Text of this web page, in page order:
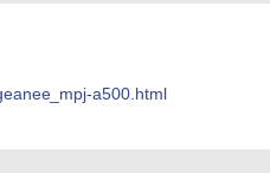
a500.html